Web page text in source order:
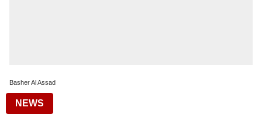
Basher Al Assad
NEWS